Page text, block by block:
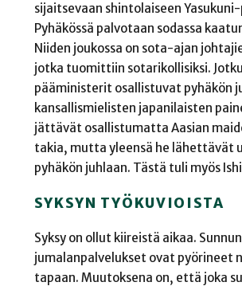
sijaitsevaan shintolaiseen
Pyhäkössä palvotaan sodassa
Niiden joukossa on sota-ajan
jotka tuomittiin sotarikollisiksi.
pääministerit osallistuvat pyhäkön
kansallismielisten japanilaisten
jättävät osallistumatta Aasian
takia, mutta yleensä he lähettävät
pyhäkön juhlaan. Tästä tuli myös
SYKSYN TYÖKUVIOISTA
Syksy on ollut kiireistä aikaa.
jumalanpalvelukset ovat pyörineet
tapaan. Muutoksena on, että joka